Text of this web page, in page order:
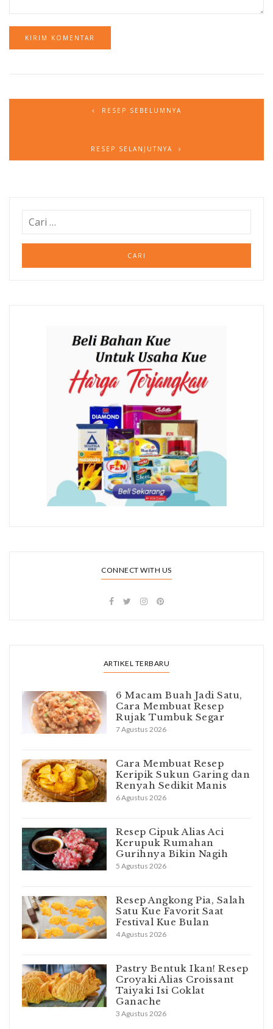
RESEP SEBELUMNYA
RESEP SELANJUTNYA
CONNECT WITH US
ARTIKEL TERBARU
6 Macam Buah Jadi Satu,
Cara Membuat Resep
Rujak Tumbuk Segar
7 Agustus 2026
Cara Membuat Resep
Keripik Sukun Garing dan
Renyah Sedikit Manis
6 Agustus 2026
Resep Cipuk Alias Aci
Kerupuk Rumahan
Gurihnya Bikin Nagih
5 Agustus 2026
Resep Angkong Pia, Salah
Satu Kue Favorit Saat
Festival Kue Bulan
4 Agustus 2026
Pastry Bentuk Ikan! Resep
Croyaki Alias Croissant
Taiyaki Isi Coklat
Ganache
3 Agustus 2026